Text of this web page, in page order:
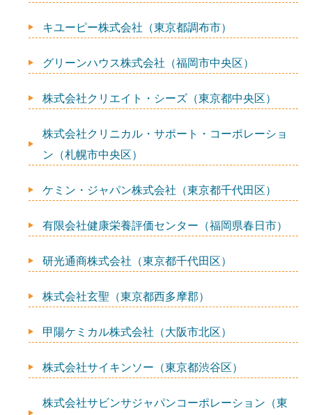
キユーピー株式会社（東京都調布市）
グリーンハウス株式会社（福岡市中央区）
株式会社クリエイト・シーズ（東京都中央区）
株式会社クリニカル・サポート・コーポレーショ
ン（札幌市中央区）
ケミン・ジャパン株式会社（東京都千代田区）
有限会社健康栄養評価センター（福岡県春日市）
研光通商株式会社（東京都千代田区）
株式会社玄聖（東京都西多摩郡）
甲陽ケミカル株式会社（大阪市北区）
株式会社サイキンソー（東京都渋谷区）
株式会社サビンサジャパンコーポレーション（東